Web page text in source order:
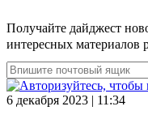
Получайте дайджест
интересных материалов
6 декабря 2023 | 11:34